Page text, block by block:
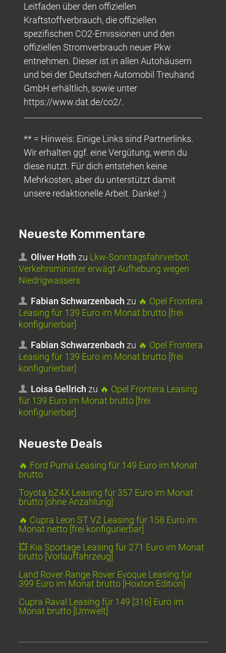
Leitfaden über den offiziellen
Kraftstoffverbrauch, die offiziellen
spezifischen CO2-Emissionen und den
offiziellen Stromverbrauch neuer Pkw
entnehmen. Dieser ist in allen Autohäusern
und bei der Deutschen Automobil Treuhand
GmbH erhältlich, sowie unter
https://www.dat.de/co2/.
** = Hinweis: Einige Links sind Partnerlinks.
Wir erhalten ggf. eine Vergütung, wenn du
diese nutzt. Für dich entstehen keine
Mehrkosten, aber du unterstützt damit
unsere redaktionelle Arbeit. Danke! :)
Neueste Kommentare
Oliver Hoth zu Lkw-Sonntagsfahrverbot:
Verkehrsminister erwägt Aufhebung wegen
Niedrigwassers
Fabian Schwarzenbach zu 🔥 Opel Frontera
Leasing für 139 Euro im Monat brutto [frei
konfigurierbar]
Fabian Schwarzenbach zu 🔥 Opel Frontera
Leasing für 139 Euro im Monat brutto [frei
konfigurierbar]
Loisa Gellrich zu 🔥 Opel Frontera Leasing
für 139 Euro im Monat brutto [frei
konfigurierbar]
Neueste Deals
🔥 Ford Puma Leasing für 149 Euro im Monat
brutto
Toyota bZ4X Leasing für 357 Euro im Monat
brutto [ohne Anzahlung]
🔥 Cupra Leon ST VZ Leasing für 158 Euro im
Monat netto [frei konfigurierbar]
💥 Kia Sportage Leasing für 271 Euro im Monat
brutto [Vorlauffahrzeug]
Land Rover Range Rover Evoque Leasing für
399 Euro im Monat brutto [Hoxton Edition]
Cupra Raval Leasing für 149 [316] Euro im
Monat brutto [Umwelt]